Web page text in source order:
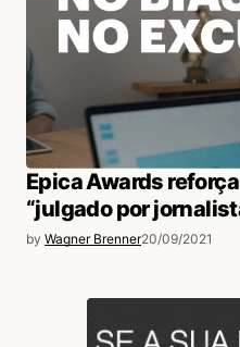
Epica Awards
“julgado por
by Wagner Brenner20/09/2021